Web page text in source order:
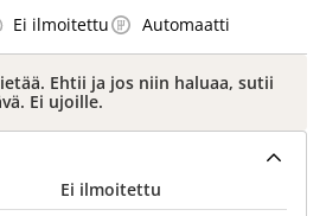
Ei ilmoitettu Automaatti
Ehtii ja jos niin haluaa, sutii
Ei ujoille.
Ei ilmoitettu